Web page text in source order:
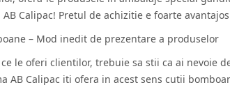
Calipac! Pretul de achizitie e foarte
– Mod inedit de prezentare a produselor
le oferi clientilor, trebuie sa stii ca ai nevoie
AB Calipac iti ofera in acest sens cutii